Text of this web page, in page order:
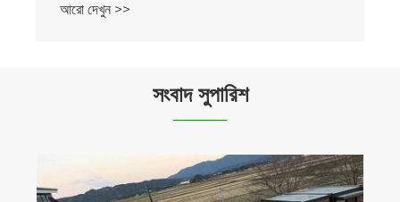
আরো দেখুন >>
সংবাদ সুপারিশ